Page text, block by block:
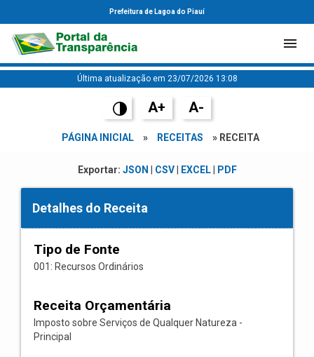
Prefeitura de Lagoa do Piauí
Última atualização em 23/07/2026 13:08
A+ A-
PÁGINA INICIAL » RECEITAS » RECEITA
Exportar: JSON CSV| EXCEL| PDF
Detalhes do Receita
Tipo de Fonte
001: Recursos Ordinários
Receita Orçamentária
Imposto sobre Serviços de Qualquer Natureza -
Principal